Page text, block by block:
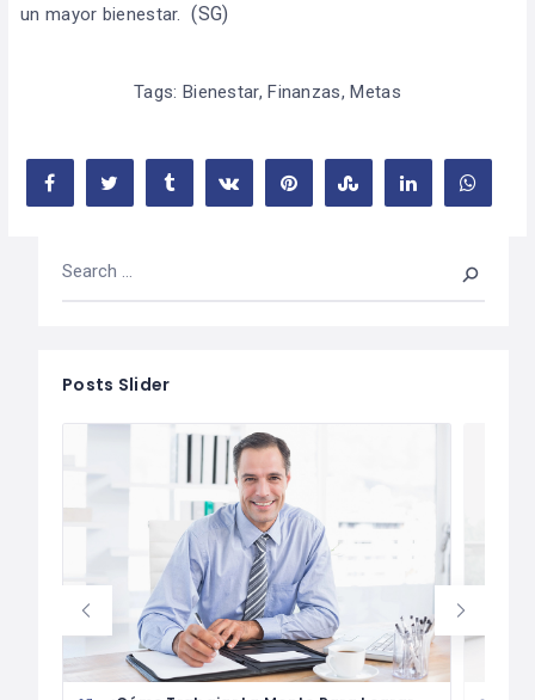
un mayor bienestar.(SG)
Tags: Bienestar,Finanzas,Metas
Posts Slider